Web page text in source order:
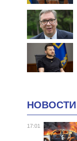
НОВОСТИ
17:01